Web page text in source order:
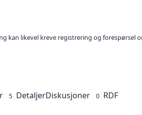
kan likevel kreve registrering og forespørsel
5 DetaljerDiskusjoner 0 RDF